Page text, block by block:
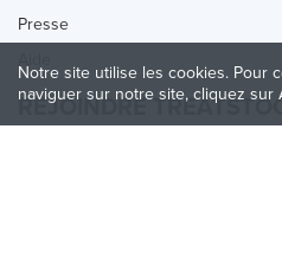
Presse
REJOINDRE
Notre site utilise les cookies. Pour
naviguer sur notre site, cliquez sur